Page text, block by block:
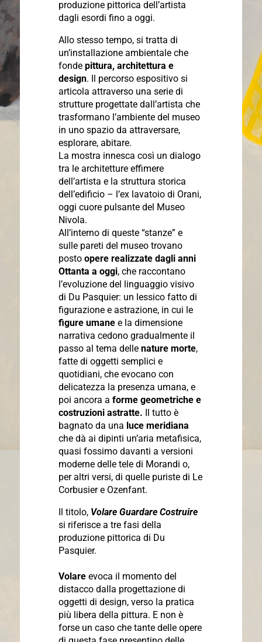
produzione pittorica dell’artista
dagli esordi fino a oggi.
Allo stesso tempo, si tratta di
un’installazione ambientale che
fonde pittura, architettura e
design. Il percorso espositivo si
articola attraverso una serie di
strutture progettate dall’artista che
trasformano l’ambiente del museo
in uno spazio da attraversare,
esplorare, abitare.
La mostra innesca così un dialogo
tra le architetture effimere
dell’artista e la struttura storica
dell’edificio – l’ex lavatoio di Orani,
oggi cuore pulsante del Museo
Nivola.
All’interno di queste “stanze” e
sulle pareti del museo trovano
posto opere realizzate dagli anni
Ottanta a oggi, che raccontano
l’evoluzione del linguaggio visivo
di Du Pasquier: un lessico fatto di
figurazione e astrazione, in cui le
figure umanee la dimensione
narrativa cedono gradualmente il
passo al tema delle nature morte,
fatte di oggetti semplici e
quotidiani, che evocano con
delicatezza la presenza umana, e
poi ancora a forme geometriche e
costruzioni astratte. Il tutto è
bagnato da una luce meridiana
che dà ai dipinti un’aria metafisica,
quasi fossimo davanti a versioni
moderne delle tele di Morandi o,
per altri versi, di quelle puriste di Le
Corbusier e Ozenfant.
Il titolo, Volare Guardare Costruire
si riferisce a tre fasi della
produzione pittorica di Du
Pasquier.
Volareevoca il momento del
distacco dalla progettazione di
oggetti di design, verso la pratica
più libera della pittura. E non è
forse un caso che tante delle opere